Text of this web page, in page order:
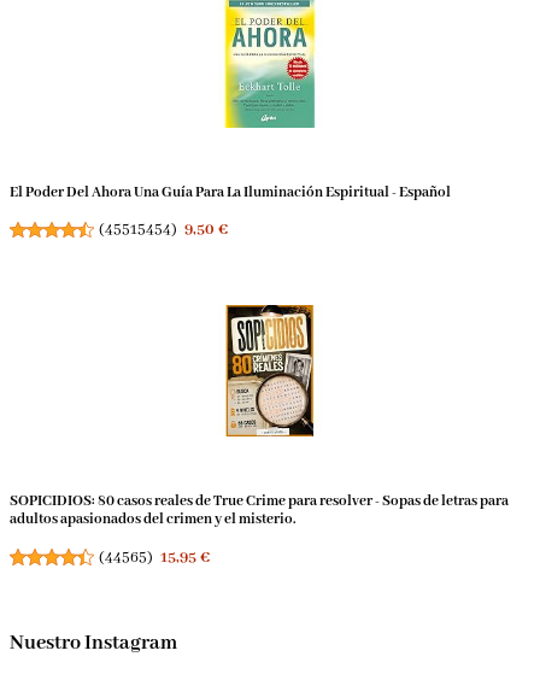
El Poder Del Ahora Una Guía Para La Iluminación Espiritual - Español
(45515454) 9,50 €
SOPICIDIOS: 80 casos reales de True Crime para resolver - Sopas de letras para
adultos apasionados del crimen y el misterio.
(44565) 15,95 €
Nuestro Instagram